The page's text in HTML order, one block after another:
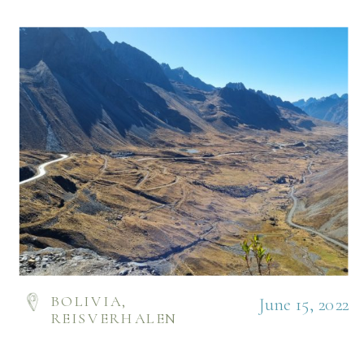
BOLIVIA,
REISVERHALEN
June 15, 2022